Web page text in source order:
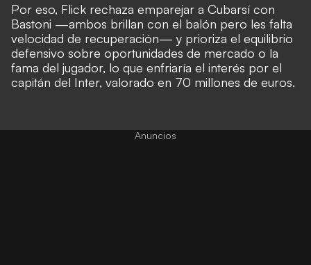
Por eso, Flick rechaza emparejar a Cubarsí con
Bastoni —ambos brillan con el balón pero les falta
velocidad de recuperación— y prioriza el equilibrio
defensivo sobre oportunidades de mercado o la
fama del jugador, lo que enfriaría el interés por el
capitán del Inter, valorado en 70 millones de euros.